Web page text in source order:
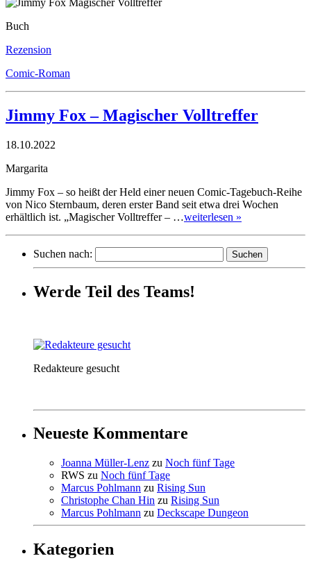
Buch
Rezension
Comic-Roman
Jimmy Fox – Magischer Volltreffer
18.10.2022
Margarita
Jimmy Fox – so heißt der Held einer neuen Comic-Tagebuch-Reihe
von Nico Sternbaum, deren erster Band seit etwa drei Wochen
erhältlich ist. „Magischer Volltreffer – …weiterlesen »
Suchen nach:
Werde Teil des Teams!
Redakteure gesucht
Neueste Kommentare
Joanna Müller-Lenz zu Noch fünf Tage
RWS zu Noch fünf Tage
Marcus Pohlmann zu Rising Sun
Christophe Chan Hin zu Rising Sun
Marcus Pohlmann zu Deckscape Dungeon
Kategorien